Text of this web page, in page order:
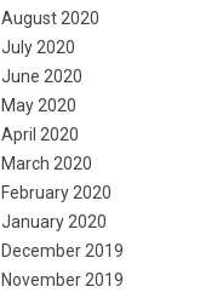
August 2020
July 2020
June 2020
May 2020
April 2020
March 2020
February 2020
January 2020
December 2019
November 2019